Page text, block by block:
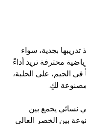
بجدية، سواء
محترفة تريد أداءً
في الجيم، على الحلبة،
مصنوعة لكِ.
نسائي يجمع بين
بين الخصر العالي